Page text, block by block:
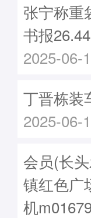
张宁称重
书报
2025-06-
丁晋栋装
2025-06-
会员(长
镇红色广
机